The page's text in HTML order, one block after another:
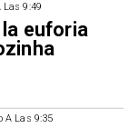
Las 9:49
euforia
A Las 9:35